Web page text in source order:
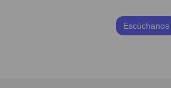
Escúchanos